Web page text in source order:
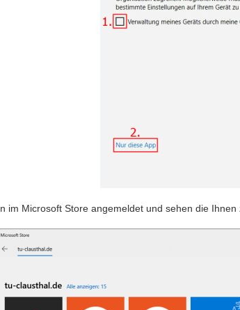
im Microsoft Store angemeldet und sehen die Ihnen